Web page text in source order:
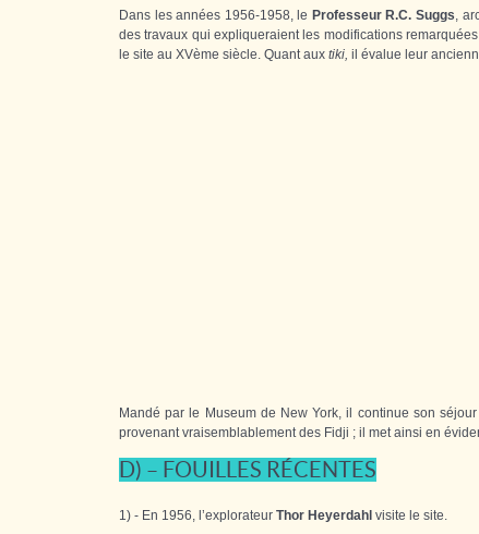
Dans les années 1956-1958, le Professeur R.C. Suggs,
des travaux qui expliqueraient les modifications
le site au XVème siècle. Quant aux tiki, il évalue leur
Mandé par le Museum de New York, il continue son
provenant vraisemblablement des Fidji ; il met ainsi en
D) – FOUILLES RÉCENTES
1) - En 1956, l’explorateur Thor Heyerdahl visite le site.